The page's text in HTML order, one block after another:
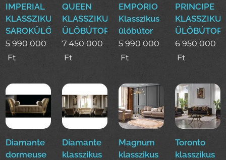
IMPERIAL
KLASSZIKUS
SAROKÜLŐ
5 990 000
Ft
QUEEN
KLASSZIKUS
ÜLŐBÚTOR
7 450 000
Ft
EMPORIO
Klasszikus
ülőbútor
5 990 000
Ft
PRINCIPE
KLASSZIKUS
ÜLŐBÚTOR
6 950 000
Ft
Diamante
dormeuse
Diamante
klasszikus
Magnum
klasszikus
Toronto
klasszikus